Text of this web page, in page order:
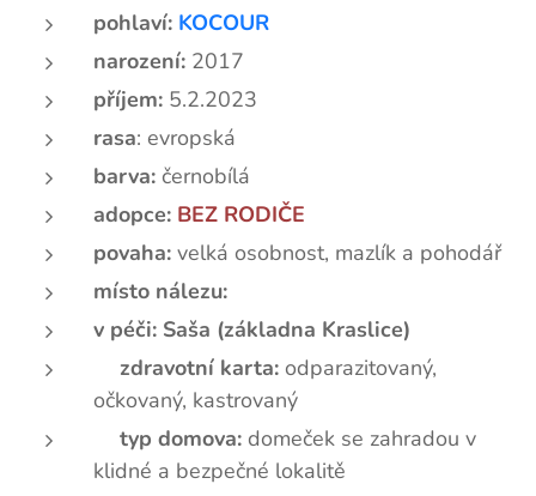
pohlaví: KOCOUR
narození: 2017
příjem: 5.2.2023
rasa: evropská
barva: černobílá
adopce: BEZ RODIČE
povaha: velká osobnost, mazlík a pohodář
místo nálezu:
v péči: Saša (základna Kraslice)
📃zdravotní karta: odparazitovaný,
očkovaný, kastrovaný
🏡typ domova: domeček se zahradou v
klidné a bezpečné lokalitě